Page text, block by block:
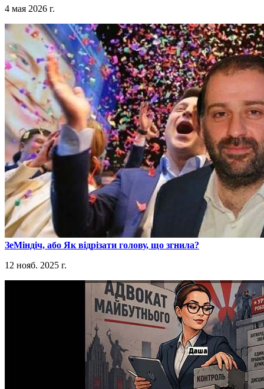
4 мая 2026 г.
​ЗеМіндіч, або Як відрізати голову, що згнила?
12 нояб. 2025 г.